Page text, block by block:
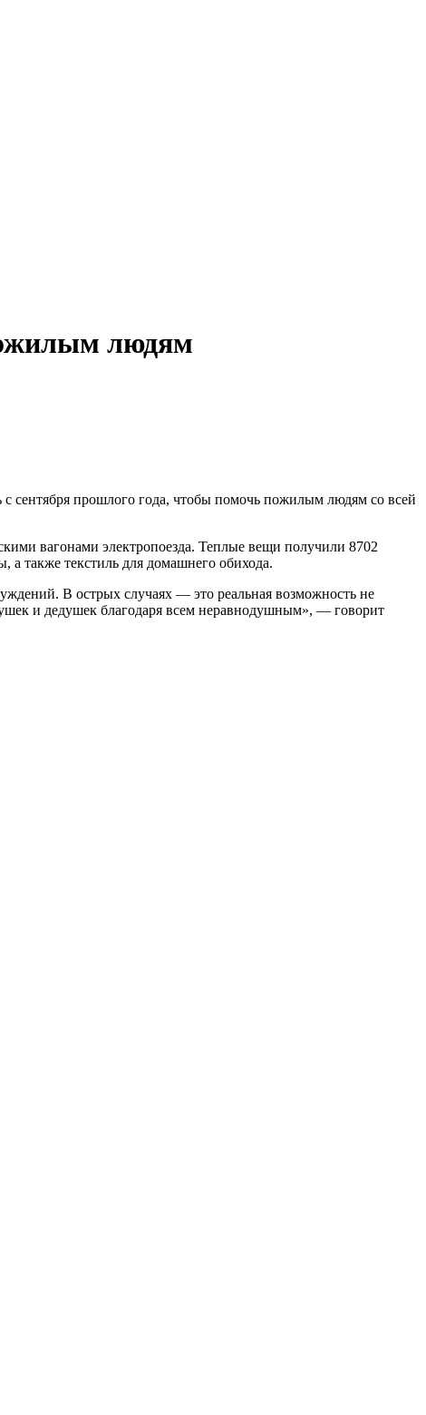
людям
сентября прошлого года, чтобы помочь пожилым людям со всей
вагонами электропоезда. Теплые вещи получили 8702
также текстиль для домашнего обихода.
В острых случаях — это реальная возможность не
и дедушек благодаря всем неравнодушным», — говорит